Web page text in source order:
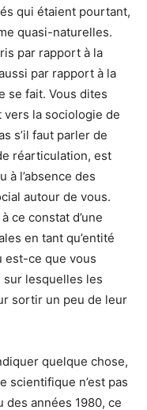
qui étaient pourtant,
quasi-naturelles.
par rapport à la
par rapport à la
se fait. Vous dites
la sociologie de
s’il faut parler de
réarticulation, est
à l’absence des
autour de vous.
ce constat d’une
en tant qu’entité
est-ce que vous
lesquelles les
sortir un peu de leur
quelque chose,
scientifique n’est pas
années 1980, ce